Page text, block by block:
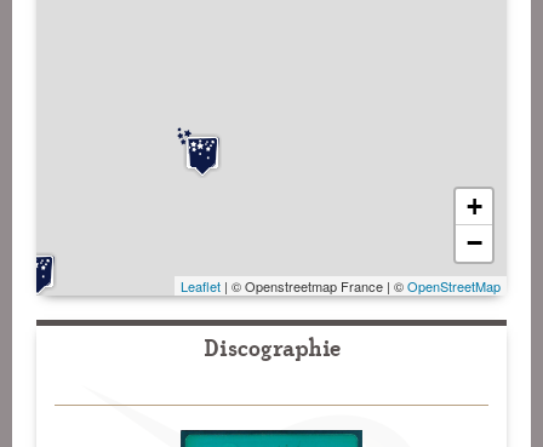
+
−
Leaflet | © Openstreetmap France | ©OpenStreetMap
Discographie